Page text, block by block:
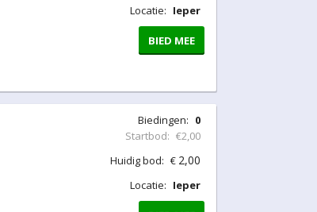
Locatie: Ieper
BIED MEE
Biedingen: 0
Startbod: €2,00
Huidig bod: € 2,00
Locatie: Ieper